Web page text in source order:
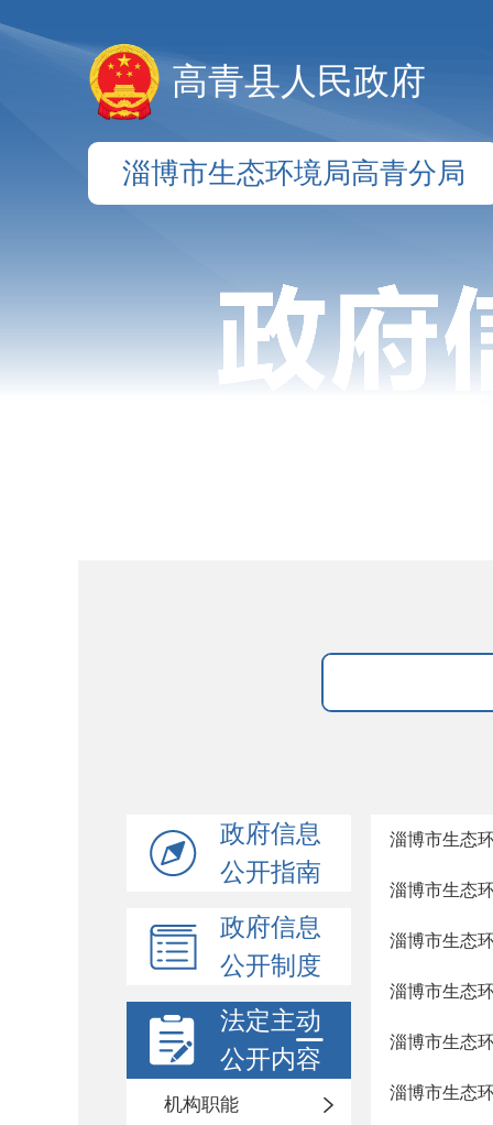
高青县人民政府
淄博市生态环境局高青分局
政府信息
公开指南
政府信息
公开制度
法定主动
公开内容
机构职能
淄博市生态
淄博市生态
淄博市生态
淄博市生态
淄博市生态
淄博市生态